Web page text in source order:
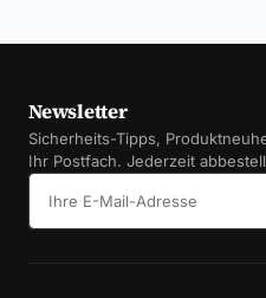
Newsletter
Sicherheits-Tipps,
Ihr Postfach. Jederzeit